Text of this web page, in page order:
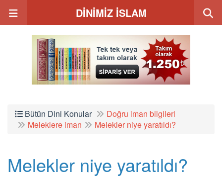
DİNİMİZ İSLAM
Bütün Dini Konular
Doğru iman bilgileri
Meleklere iman
Melekler niye yaratıldı?
Melekler niye yaratıldı?